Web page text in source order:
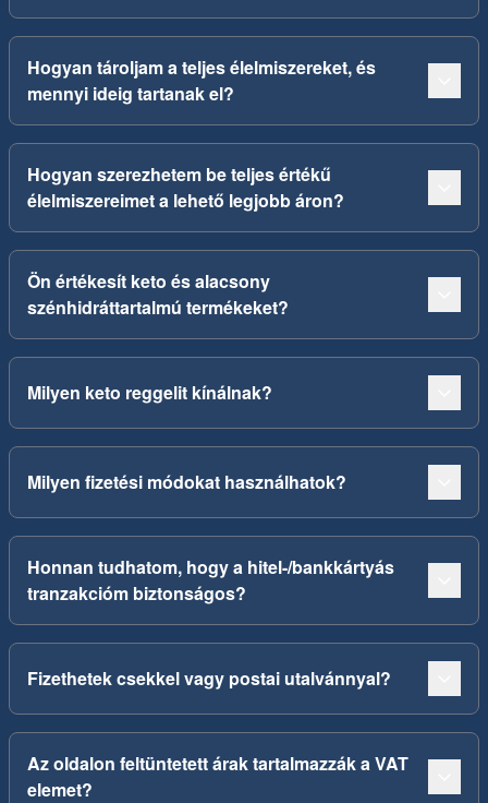
Hogyan tároljam a teljes élelmiszereket, és
mennyi ideig tartanak el?
Hogyan szerezhetem be teljes értékű
élelmiszereimet a lehető legjobb áron?
Ön értékesít keto és alacsony
szénhidráttartalmú termékeket?
Milyen keto reggelit kínálnak?
Milyen fizetési módokat használhatok?
Honnan tudhatom, hogy a hitel-/bankkártyás
tranzakcióm biztonságos?
Fizethetek csekkel vagy postai utalvánnyal?
Az oldalon feltüntetett árak tartalmazzák a VAT
elemet?